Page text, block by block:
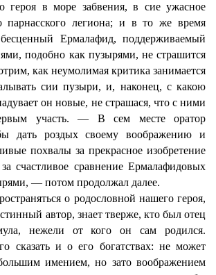
героя в море забвения, в сие ужасное
парнасского легиона; и в то же время
Ермалафид, поддерживаемый
подобно как пузырями, не страшится
как неумолимая критика занимается
сии пузыри, и, наконец, с какою
он новые, не страшася, что с ними
участь. — В сем месте оратор
дать роздых своему воображению и
похвалы за прекрасное изобретение
счастливое сравнение Ермалафидовых
— потом продолжал далее.
о родословной нашего героя,
автор, знает тверже, кто был отец
нежели от кого он сам родился.
сказать и о его богатствах: не может
имением, но зато воображением